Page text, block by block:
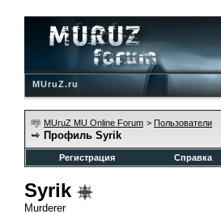
MUruZ.ru
MUruZ MU Online Forum > Пользователи
Профиль Syrik
Регистрация Справка
Syrik
Murderer